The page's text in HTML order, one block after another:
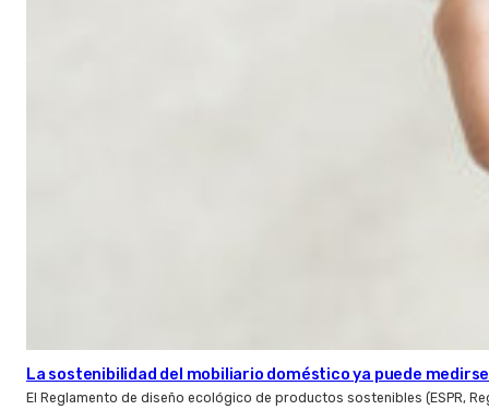
La sostenibilidad del mobiliario doméstico ya puede
El Reglamento de diseño ecológico de productos sostenibles (ESPR,